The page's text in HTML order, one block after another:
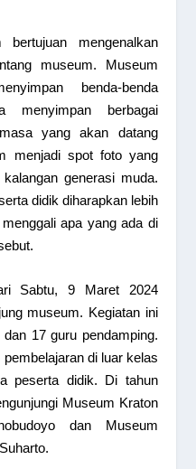
bertujuan mengenalkan
museum. Museum
benda-benda
menyimpan berbagai
yang akan datang
menjadi spot foto yang
generasi muda.
didik diharapkan lebih
apa yang ada di
Sabtu, 9 Maret 2024
museum. Kegiatan ini
17 guru pendamping.
di luar kelas
peserta didik. Di tahun
Museum Kraton
dan Museum